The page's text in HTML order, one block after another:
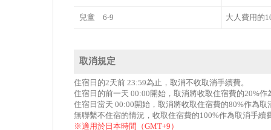
兒童 6-9 大人費用的
取消規定
住宿日的2天前 23:59為止，取消不收取消手續費。
住宿日的前一天 00:00開始，取消將收取住宿費的20%作
住宿日當天 00:00開始，取消將收取住宿費的80%作為取
無聯繫不住宿的情況，收取住宿費的100%作為取消手續
※適用於日本時間（GMT+9）